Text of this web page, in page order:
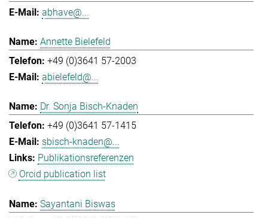
abhave@...
Annette Bielefeld
+49 (0)3641 57-2003
abielefeld@...
Dr. Sonja Bisch-Knaden
+49 (0)3641 57-1415
sbisch-knaden@...
Publikationsreferenzen
Orcid publication list
Sayantani Biswas